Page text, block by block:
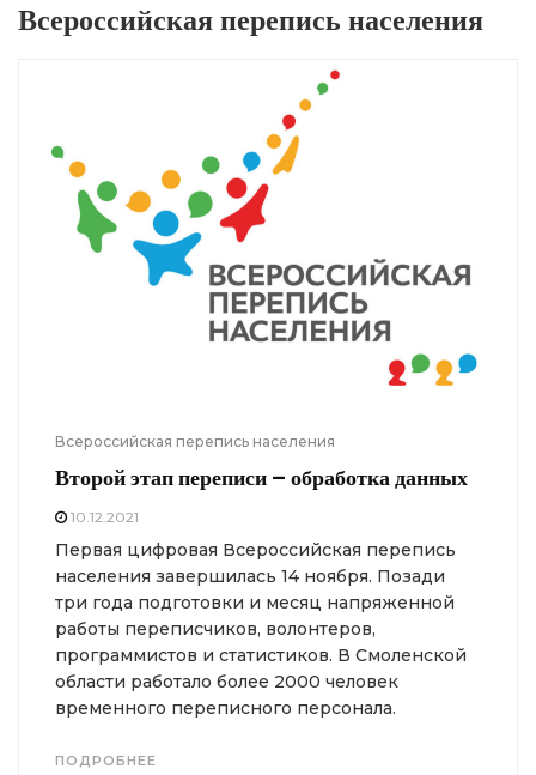
Всероссийская перепись населения
Всероссийская перепись населения
Второй этап переписи – обработка данных
10.12.2021
Первая цифровая Всероссийская перепись
населения завершилась 14 ноября. Позади
три года подготовки и месяц напряженной
работы переписчиков, волонтеров,
программистов и статистиков. В Смоленской
области работало более 2000 человек
временного переписного персонала.
ПОДРОБНЕЕ